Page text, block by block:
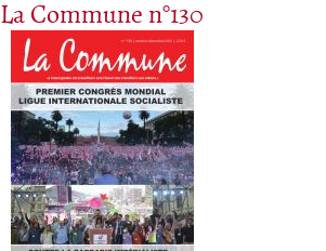
La Commune n°130